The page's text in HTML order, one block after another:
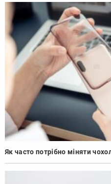
Як часто потрібно міняти